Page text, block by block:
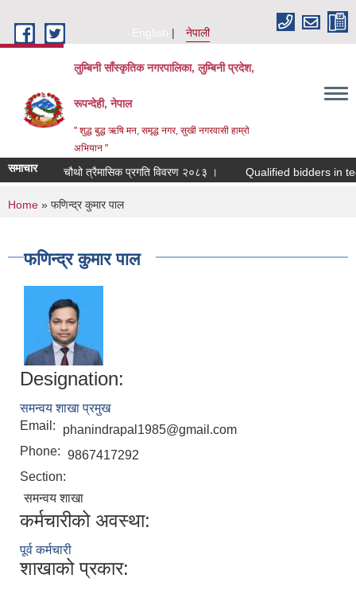
English
नेपाली
लुम्बिनी साँस्कृतिक नगरपालिका, लुम्बिनी प्रदेश,
रूपन्देही, नेपाल
" शुद्ध बुद्ध ऋषि मन, समृद्ध नगर, सुखी नगरवासी हाम्रो
अभियान "
समाचार चौथो त्रैमासिक प्रगति विवरण २०८३ । Qualified bidders in
You are here
Home » फणिन्द्र कुमार पाल
फणिन्द्र कुमार पाल
Designation:
समन्वय शाखा प्रमुख
Email:
phanindrapal1985@gmail.com
Phone: 9867417292
Section:
समन्वय शाखा
कर्मचारीको अवस्था:
पूर्व कर्मचारी
शाखाको प्रकार: